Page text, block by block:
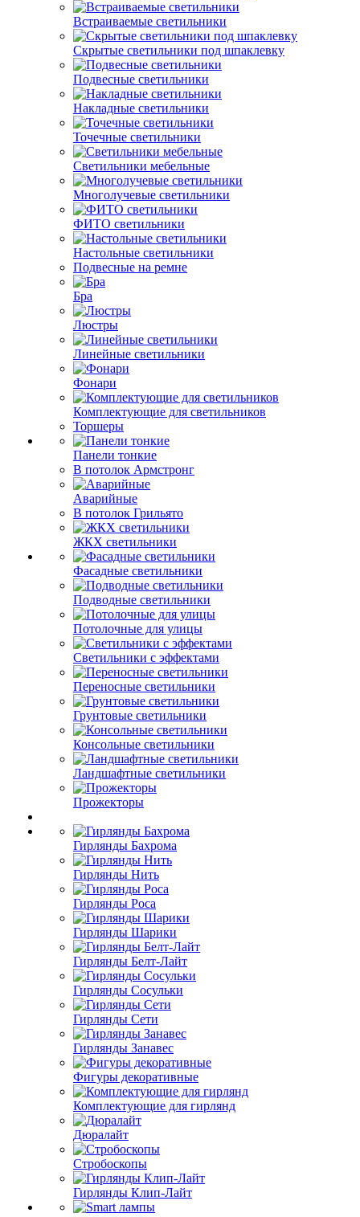
Встраиваемые светильники
Скрытые светильники под шпаклевку
Подвесные светильники
Накладные светильники
Точечные светильники
Светильники мебельные
Многолучевые светильники
ФИТО светильники
Настольные светильники
Подвесные на ремне
Бра
Люстры
Линейные светильники
Фонари
Комплектующие для светильников
Торшеры
Панели тонкие
В потолок Армстронг
Аварийные
В потолок Грильято
ЖКХ светильники
Фасадные светильники
Подводные светильники
Потолочные для улицы
Светильники с эффектами
Переносные светильники
Грунтовые светильники
Консольные светильники
Ландшафтные светильники
Прожекторы
Гирлянды Бахрома
Гирлянды Нить
Гирлянды Роса
Гирлянды Шарики
Гирлянды Белт-Лайт
Гирлянды Сосульки
Гирлянды Сети
Гирлянды Занавес
Фигуры декоративные
Комплектующие для гирлянд
Дюралайт
Стробоскопы
Гирлянды Клип-Лайт